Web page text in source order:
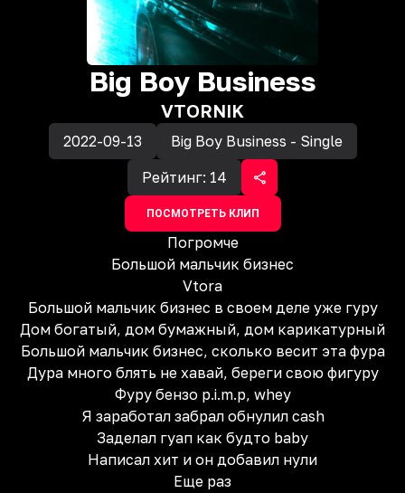
Big Boy Business
VTORNIK
2022-09-13
Big Boy Business - Single
Рейтинг: 14
ПОСМОТРЕТЬ КЛИП
Погромче
Большой мальчик бизнес
Vtora
Большой мальчик бизнес в своем деле уже гуру
Дом богатый, дом бумажный, дом карикатурный
Большой мальчик бизнес, сколько весит эта фура
Дура много блять не хавай, береги свою фигуру
Фуру бензо p.i.m.p, whey
Я заработал забрал обнулил cash
Заделал гуап как будто baby
Написал хит и он добавил нули
Еще раз